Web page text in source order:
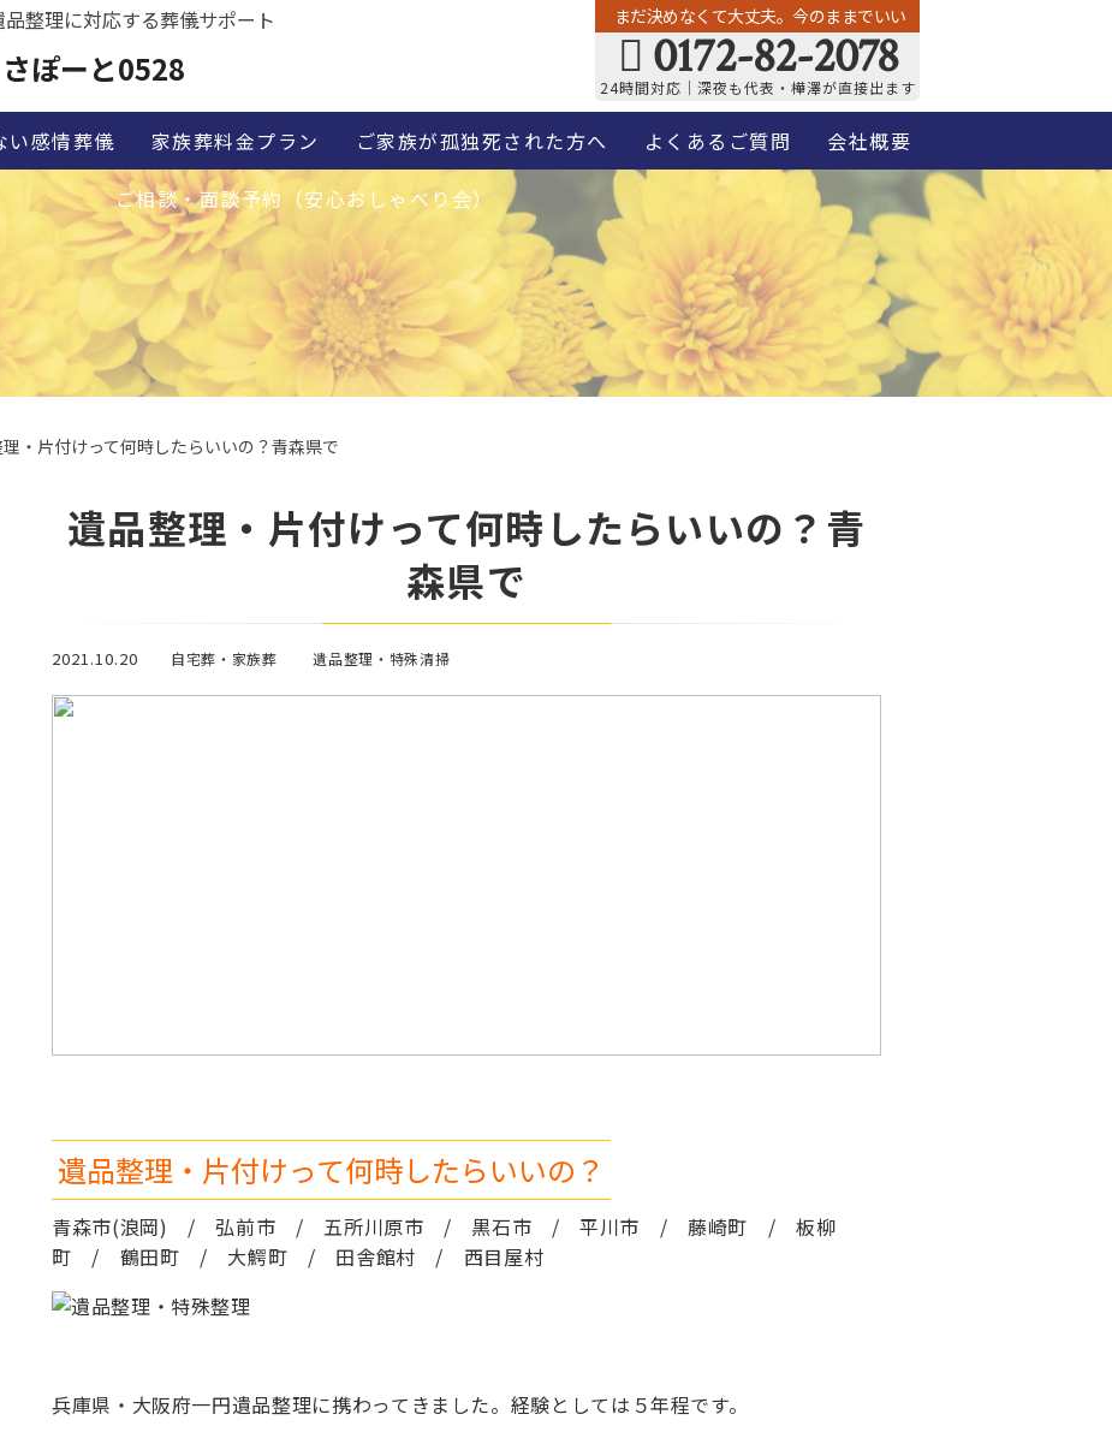
整理に対応する葬儀サポート
ぽーと0528
まだ決めなくて大丈夫。今のままでいい
0172-82-2078
24時間対応｜深夜も代表・樺澤が直接出ます
い感情葬儀 家族葬料金プラン ご家族が孤独死された方へ よくあるご質問
会社概要
ご相談・面談予約（安心おしゃべり会）
・片付けって何時したらいいの？青森県で
遺品整理・片付けって何時したらいいの？青
森県で
2021.10.20 自宅葬・家族葬 遺品整理・特殊清掃
遺品整理・片付けって何時したらいいの？
青森市(浪岡) / 弘前市 / 五所川原市 / 黒石市 / 平川市 / 藤崎町 / 板柳
町 / 鶴田町 / 大鰐町 / 田舎館村 / 西目屋村
兵庫県・大阪府一円遺品整理に携わってきました。経験としては５年程です。